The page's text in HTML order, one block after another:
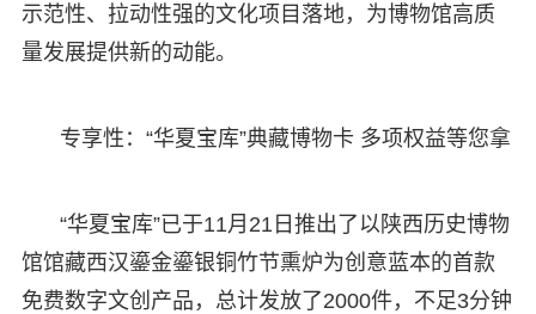
示范性、拉动性强的文化项目落地，为博物馆高质
量发展提供新的动能。
专享性：“华夏宝库”典藏博物卡 多项权益等您拿
“华夏宝库”已于11月21日推出了以陕西历史博物
馆馆藏西汉鎏金鎏银铜竹节熏炉为创意蓝本的首款
免费数字文创产品，总计发放了2000件，不足3分钟